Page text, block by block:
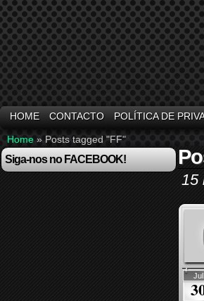
HOME CONTACTO POLÍTICA DE
Home » Posts tagged "FF"
Siga-nos no FACEBOOK!
15
Jul